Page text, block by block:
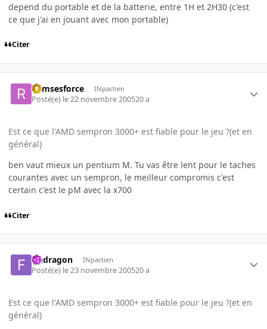
depend du portable et de la batterie, entre 1H et 2H30 (c'est
ce que j'ai en jouant avec mon portable)
Citer
Ramsesforce INpactien
Posté(e) le 22 novembre 200520 a
Est ce que l'AMD sempron 3000+ est fiable pour le jeu ?(et en
général)
ben vaut mieux un pentium M. Tu vas être lent pour le taches
courantes avec un sempron, le meilleur compromis c'est
certain c'est le pM avec la x700
Citer
fredragon INpactien
Posté(e) le 23 novembre 200520 a
Est ce que l'AMD sempron 3000+ est fiable pour le jeu ?(et en
général)